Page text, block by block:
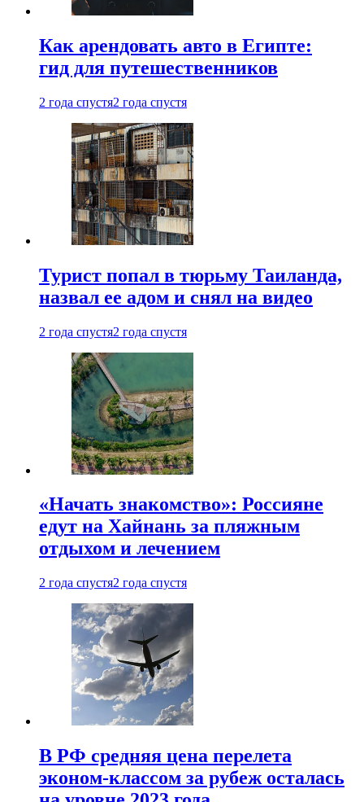
Как арендовать авто в Египте:
гид для путешественников
2 года спустя2 года спустя
Турист попал в тюрьму Таиланда,
назвал ее адом и снял на видео
2 года спустя2 года спустя
«Начать знакомство»: Россияне
едут на Хайнань за пляжным
отдыхом и лечением
2 года спустя2 года спустя
В РФ средняя цена перелета
эконом-классом за рубеж осталась